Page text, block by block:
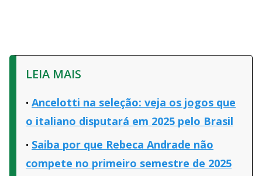
LEIA MAIS
Ancelotti na seleção: veja os jogos que
o italiano disputará em 2025 pelo Brasil
Saiba por que Rebeca Andrade não
compete no primeiro semestre de 2025